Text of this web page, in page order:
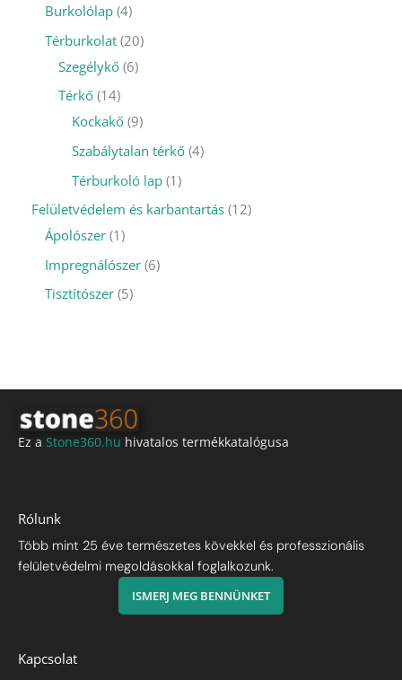
Burkolólap 4
Térburkolat 20
Szegélykő 6
Térkő 14
Kockakő 9
Szabálytalan térkő 4
Térburkoló lap 1
Felületvédelem és karbantartás 12
Ápolószer 1
Impregnálószer 6
Tisztítószer 5
Ez a Stone360.hu hivatalos termékkatalógusa
Rólunk
Több mint 25 éve természetes kövekkel és professzionális
felületvédelmi megoldásokkal foglalkozunk.
ISMERJ MEG BENNÜNKET
Kapcsolat